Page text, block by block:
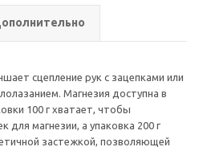
сцепление рук с зацепками или
Магнезия доступна в
100 г хватает, чтобы
магнезии, а упаковка 200 г
застежкой, позволяющей